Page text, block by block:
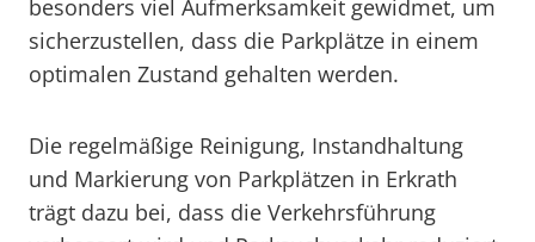
besonders viel Aufmerksamkeit gewidmet, um
sicherzustellen, dass die Parkplätze in einem
optimalen Zustand gehalten werden.
Die regelmäßige Reinigung, Instandhaltung
und Markierung von Parkplätzen in Erkrath
trägt dazu bei, dass die Verkehrsführung